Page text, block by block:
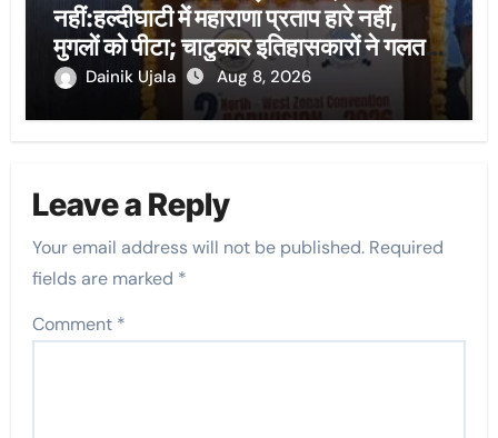
नहीं:हल्दीघाटी में महाराणा प्रताप हारे नहीं,
मुगलों को पीटा; चाटुकार इतिहासकारों ने गलत
लिखाDainik Ujala Aug 8, 2026
Leave a Reply
Your email address will not be published. Required
fields are marked *
Comment *